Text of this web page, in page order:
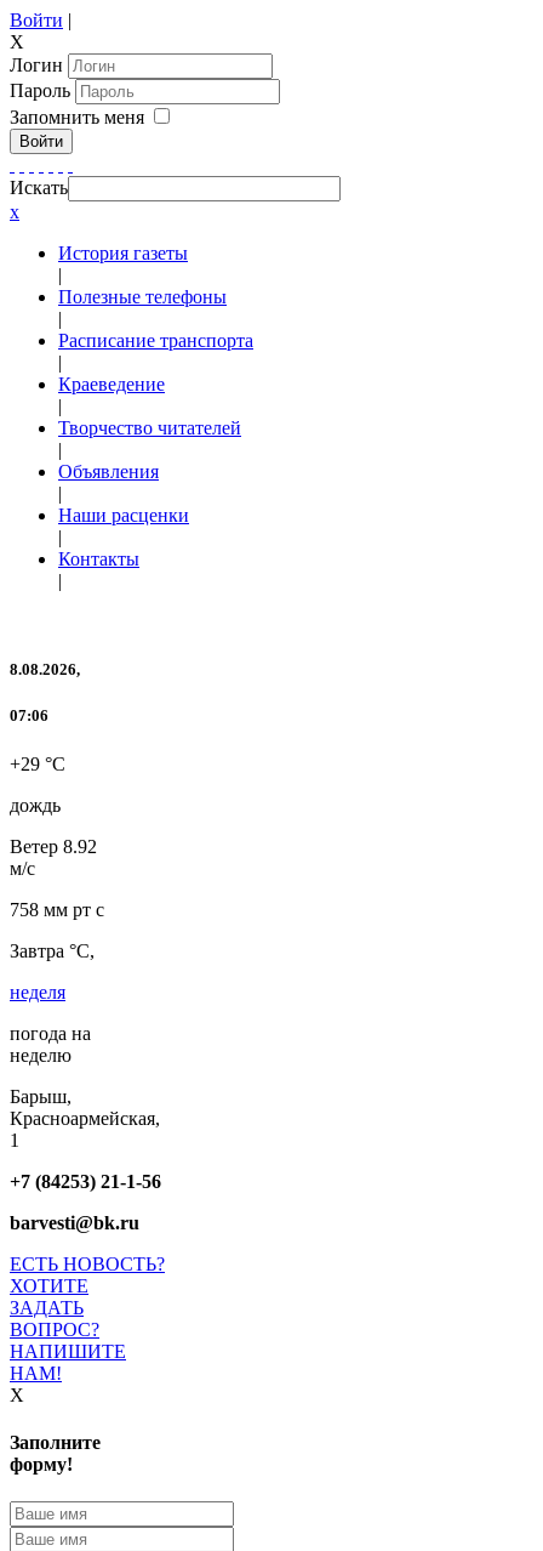
Войти |
X
Логин
Пароль
Запомнить меня
Войти
Искать
x
История газеты
|
Полезные телефоны
|
Расписание транспорта
|
Краеведение
|
Творчество читателей
|
Объявления
|
Наши расценки
|
Контакты
|
8.08.2026,
07:06
+29 °C
дождь
Ветер 8.92
м/с
758 мм рт с
Завтра °C,
неделя
погода на
неделю
Барыш,
Красноармейская,
1
+7 (84253) 21-1-56
barvesti@bk.ru
ЕСТЬ НОВОСТЬ?
ХОТИТЕ
ЗАДАТЬ
ВОПРОС?
НАПИШИТЕ
НАМ!
X
Заполните
форму!